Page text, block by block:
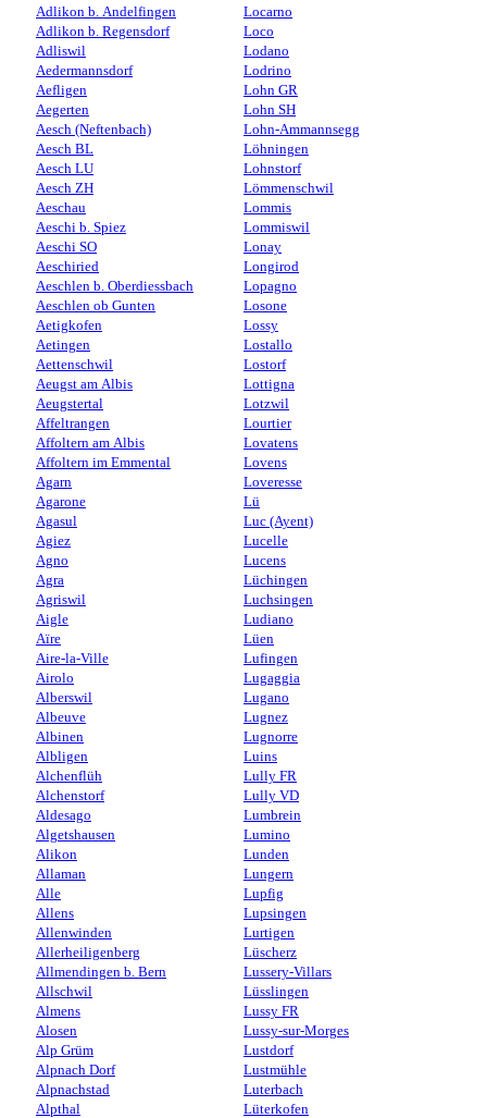
Adlikon b. Andelfingen
Adlikon b. Regensdorf
Adliswil
Aedermannsdorf
Aefligen
Aegerten
Aesch (Neftenbach)
Aesch BL
Aesch LU
Aesch ZH
Aeschau
Aeschi b. Spiez
Aeschi SO
Aeschiried
Aeschlen b. Oberdiessbach
Aeschlen ob Gunten
Aetigkofen
Aetingen
Aettenschwil
Aeugst am Albis
Aeugstertal
Affeltrangen
Affoltern am Albis
Affoltern im Emmental
Agarn
Agarone
Agasul
Agiez
Agno
Agra
Agriswil
Aigle
Aïre
Aire-la-Ville
Airolo
Alberswil
Albeuve
Albinen
Albligen
Alchenflüh
Alchenstorf
Aldesago
Algetshausen
Alikon
Allaman
Alle
Allens
Allenwinden
Allerheiligenberg
Allmendingen b. Bern
Allschwil
Almens
Alosen
Alp Grüm
Alpnach Dorf
Alpnachstad
Alpthal
Locarno
Loco
Lodano
Lodrino
Lohn GR
Lohn SH
Lohn-Ammannsegg
Löhningen
Lohnstorf
Lömmenschwil
Lommis
Lommiswil
Lonay
Longirod
Lopagno
Losone
Lossy
Lostallo
Lostorf
Lottigna
Lotzwil
Lourtier
Lovatens
Lovens
Loveresse
Lü
Luc (Ayent)
Lucelle
Lucens
Lüchingen
Luchsingen
Ludiano
Lüen
Lufingen
Lugaggia
Lugano
Lugnez
Lugnorre
Luins
Lully FR
Lully VD
Lumbrein
Lumino
Lunden
Lungern
Lupfig
Lupsingen
Lurtigen
Lüscherz
Lussery-Villars
Lüsslingen
Lussy FR
Lussy-sur-Morges
Lustdorf
Lustmühle
Luterbach
Lüterkofen